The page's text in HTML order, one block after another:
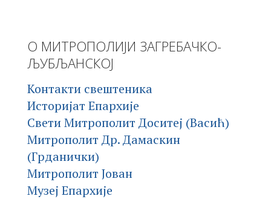
О МИТРОПОЛИЈИ ЗАГРЕБАЧКО-
ЉУБЉАНСКОЈ
Контакти свештеника
Историјат Епархије
Свети Митрополит Доситеј (Васић)
Митрополит Др. Дамаскин
(Грданички)
Митрополит Јован
Музеј Епархије